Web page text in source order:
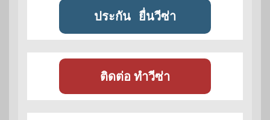
ประกัน ยื่นวีซ่า
ติดต่อ ทำวีซ่า